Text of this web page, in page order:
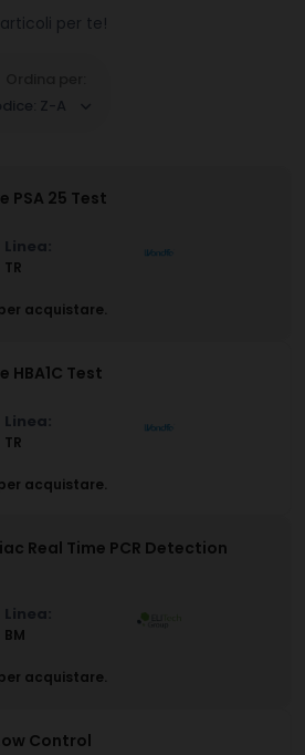
articoli per te!
Z-A
PSA 25 Test
Linea:
TR
acquistare.
HBA1C Test
Linea:
TR
acquistare.
Real Time PCR Detection
Linea:
BM
acquistare.
Control